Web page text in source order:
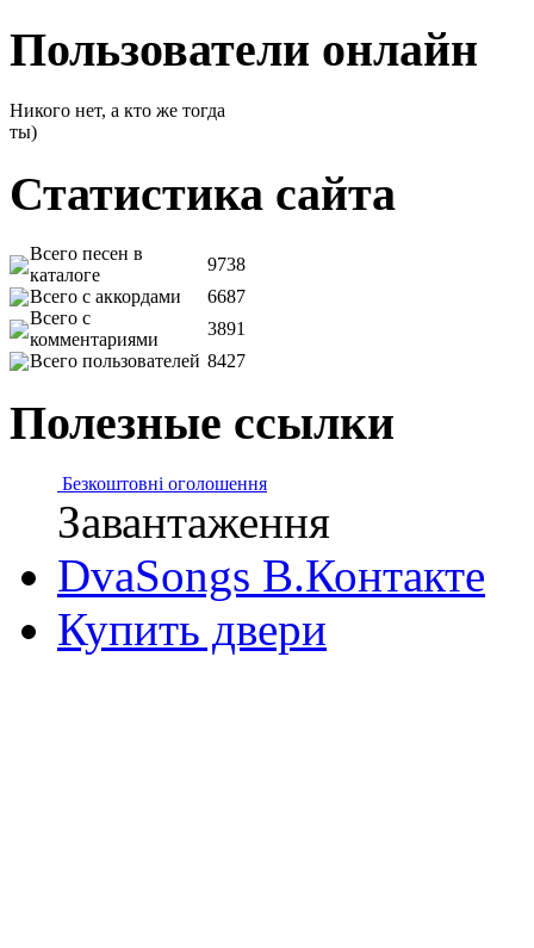
Пользователи онлайн
Никого нет, а кто же тогда
ты)
Статистика сайта
Всего песен в
каталоге
9738
Всего с аккордами
6687
Всего с
комментариями
3891
Всего пользователей 8427
Полезные ссылки
Безкоштовні оголошення
Завантаження
DvaSongs В.Контакте
Купить двери